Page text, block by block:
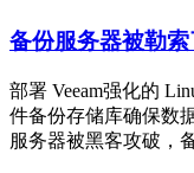
备份服务器被勒索
部署 Veeam强化的
件备份存储库确保数
服务器被黑客攻破，